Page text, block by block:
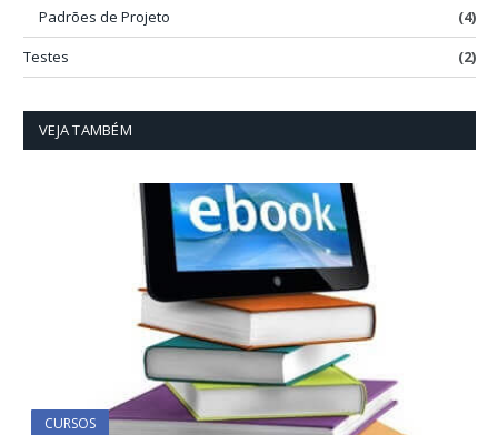
Padrões de Projeto
(4)
Testes
(2)
VEJA TAMBÉM
CURSOS